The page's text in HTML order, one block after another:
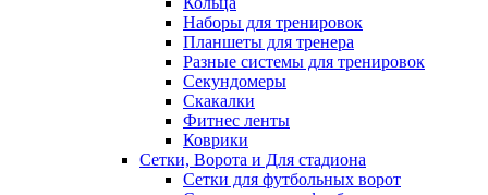
Наборы для тренировок
Планшеты для тренера
Разные системы для тренировок
Секундомеры
Скакалки
Фитнес ленты
Коврики
Сетки, Ворота и Для стадиона
Сетки для футбольных ворот